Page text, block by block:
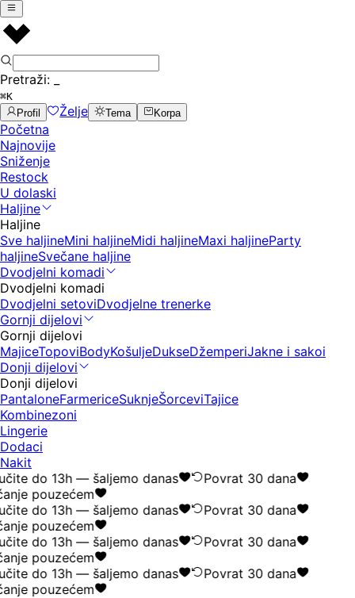
Pretraži:
⌘K
Profil
Želje Tema Korpa
Početna
Najnovije
Sniženje
Restock
U dolaski
Haljine
Haljine
Sve haljineMini haljineMidi haljineMaxi haljineParty
haljineSvečane haljine
Dvodjelni komadi
Dvodjelni komadi
Dvodjelni setoviDvodjelne trenerke
Gornji dijelovi
Gornji dijelovi
MajiceTopoviBodyKošuljeDukseDžemperiJakne i sakoi
Donji dijelovi
Donji dijelovi
PantaloneFarmericeSuknjeŠorceviTajice
Kombinezoni
Lingerie
Dodaci
Nakit
do 13h — šaljemo danas
Povrat 30 dana
pouzećem
do 13h — šaljemo danas
Povrat 30 dana
pouzećem
do 13h — šaljemo danas
Povrat 30 dana
pouzećem
do 13h — šaljemo danas
Povrat 30 dana
pouzećem